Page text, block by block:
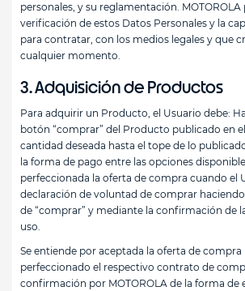
personales, y su reglamentación.
verificación de estos Datos Personales y la
para contratar, con los medios legales y que
cualquier momento.
3. Adquisición de Productos
Para adquirir un Producto, el Usuario debe:
botón “comprar” del Producto publicado en
cantidad deseada hasta el tope de lo
la forma de pago entre las opciones
perfeccionada la oferta de compra cuando el
declaración de voluntad de comprar
de “comprar” y mediante la confirmación de
uso.
Se entiende por aceptada la oferta de compra
perfeccionado el respectivo contrato de
confirmación por MOTOROLA de la forma de